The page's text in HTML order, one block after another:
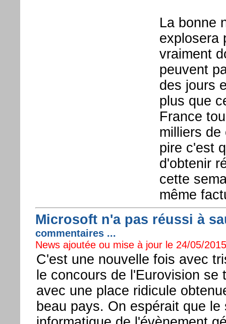
La bonne
explosera
vraiment
peuvent
des jours
plus que
France
milliers de
pire c'est
d'obtenir
cette
même
Microsoft n'a pas réussi à
commentaires ...
News ajoutée ou mise à jour le 24/05/
C'est une nouvelle fois avec
le concours de l'Eurovision se
avec une place ridicule
beau pays. On espérait que le